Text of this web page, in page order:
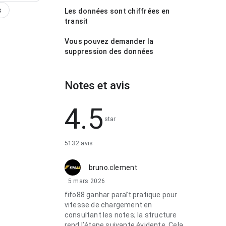
Les données sont chiffrées en
transit
Vous pouvez demander la
suppression des données
Notes et avis
4.5 star
5132 avis
bruno.clement
5 mars 2026
fifo88 ganhar paraît pratique pour
vitesse de chargement en
consultant les notes; la structure